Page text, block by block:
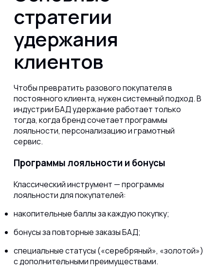
стратегии
удержания
клиентов
Чтобы превратить разового покупателя в
постоянного клиента, нужен системный подход. В
индустрии БАД удержание работает только
тогда, когда бренд сочетает программы
лояльности, персонализацию и грамотный
сервис.
Программы лояльности и бонусы
Классический инструмент — программы
лояльности для покупателей:
накопительные баллы за каждую покупку;
бонусы за повторные заказы БАД;
специальные статусы («серебряный», «золотой»)
с дополнительными преимуществами.